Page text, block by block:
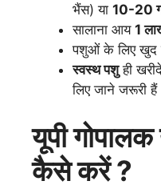
भैंस) या 10-20
सालाना आय 1
पशुओं के लिए
स्वस्थ पशुही
लिए जाने जरूरी हैं
यूपी गोपालक
कैसे करें ?